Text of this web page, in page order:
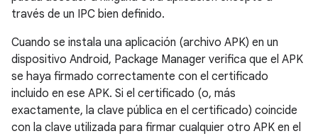
través de un IPC bien definido.
Cuando se instala una aplicación (archivo APK) en un
dispositivo Android, Package Manager verifica que el APK
se haya firmado correctamente con el certificado
incluido en ese APK. Si el certificado (o, más
exactamente, la clave pública en el certificado) coincide
con la clave utilizada para firmar cualquier otro APK en el